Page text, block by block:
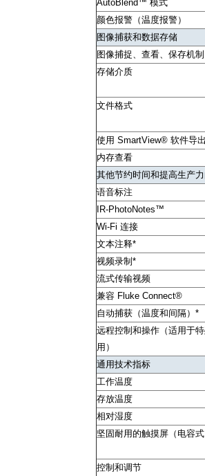
AutoBlend™ 模式
颜色报警（温度报警）
图像捕获和数据存储
图像捕捉、查看、保存机制
存储介质
文件格式
使用 SmartView® 软件导
内存查看
其他节约时间和提高生产
语音标注
IR-PhotoNotes™
Wi-Fi 连接
文本注释*
视频录制*
流式传输视频
兼容 Fluke Connect®
自动捕获（温度和间隔）*
远程控制和操作（适用于
用）
通用技术指标
工作温度
存放温度
相对湿度
坚固耐用的触摸屏（电容
控制和调节